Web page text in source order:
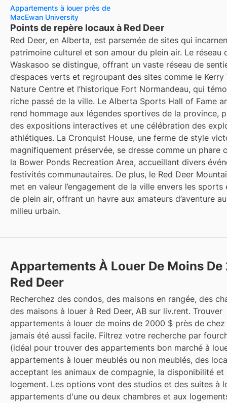
Appartements à louer près de
MacEwan University
Points de repère locaux à Red Deer
Red Deer, en Alberta, est parsemée de sites qui
patrimoine culturel et son amour du plein air. Le réseau
Waskasoo se distingue, offrant un vaste réseau de
d’espaces verts et regroupant des sites comme le Kerry
Nature Centre et l’historique Fort Normandeau, qui
riche passé de la ville. Le Alberta Sports Hall of Fame
rend hommage aux légendes sportives de la province,
des expositions interactives et une célébration des
athlétiques. La Cronquist House, une ferme de style
magnifiquement préservée, se dresse comme un phare
la Bower Ponds Recreation Area, accueillant divers
festivités communautaires. De plus, le Red Deer
met en valeur l’engagement de la ville envers les sports
de plein air, offrant un havre aux amateurs d’aventure
milieu urbain.
Appartements À Louer De Moins
Red Deer
Recherchez des condos, des maisons en rangée, des
des maisons à louer à Red Deer, AB sur liv.rent. Trouver
appartements à louer de moins de 2000 $ près de
jamais été aussi facile. Filtrez votre recherche par
(idéal pour trouver des appartements bon marché à
appartements à louer meublés ou non meublés, des
acceptant les animaux de compagnie, la disponibilité
logement. Les options vont des studios et des suites à
appartements d'une ou deux chambres et aux